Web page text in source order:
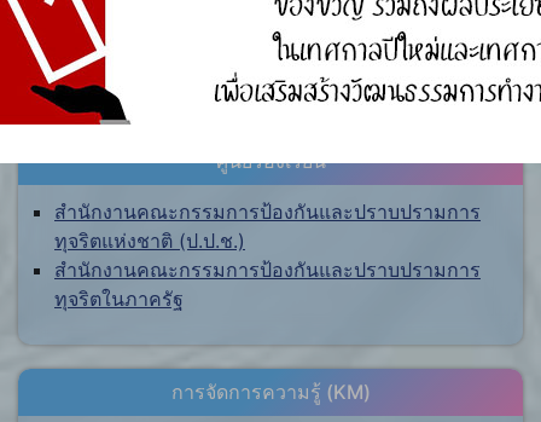
ศูนย์ร้องเรียน
สำนักงานคณะกรรมการป้องกันและปราบปรามการ
ทุจริตแห่งชาติ (ป.ป.ช.)
สำนักงานคณะกรรมการป้องกันและปราบปรามการ
ทุจริตในภาครัฐ
การจัดการความรู้ (KM)